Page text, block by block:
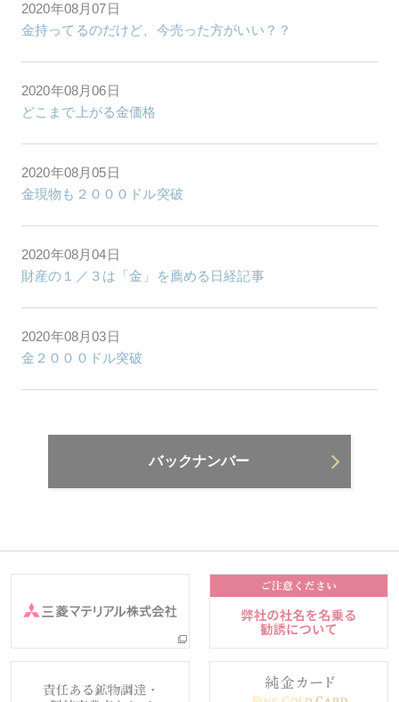
2020年08月07日
金持ってるのだけど、今売った方がいい？？
2020年08月06日
どこまで上がる金価格
2020年08月05日
金現物も２０００ドル突破
2020年08月04日
財産の１／３は「金」を薦める日経記事
2020年08月03日
金２０００ドル突破
バックナンバー